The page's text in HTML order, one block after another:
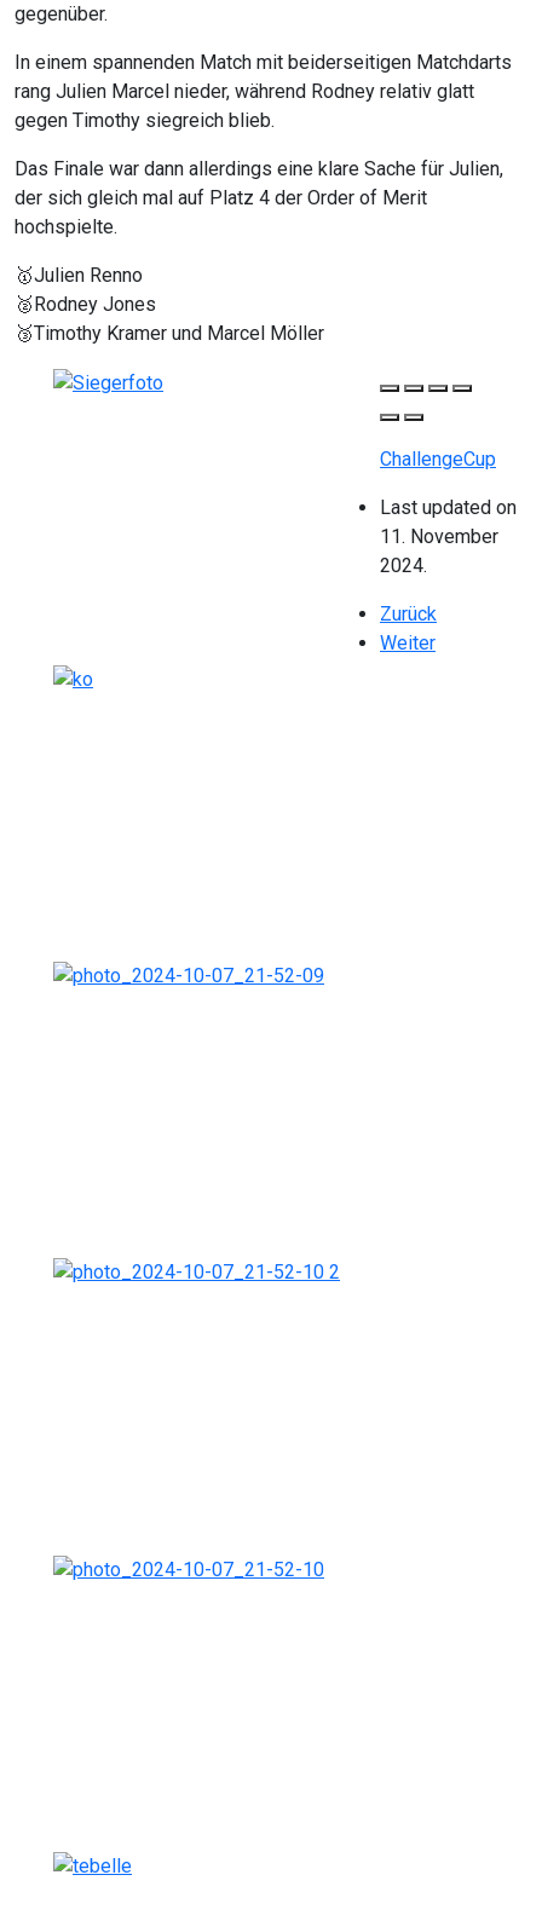
gegenüber.
In einem spannenden Match mit beiderseitigen Matchdarts
rang Julien Marcel nieder, während Rodney relativ glatt
gegen Timothy siegreich blieb.
Das Finale war dann allerdings eine klare Sache für Julien,
der sich gleich mal auf Platz 4 der Order of Merit
hochspielte.
🥇Julien Renno
🥈Rodney Jones
🥉Timothy Kramer und Marcel Möller
ChallengeCup
Last updated on
11. November
2024.
Vorheriger Beitrag:
Zurück
Nächster Beitrag:
Weiter